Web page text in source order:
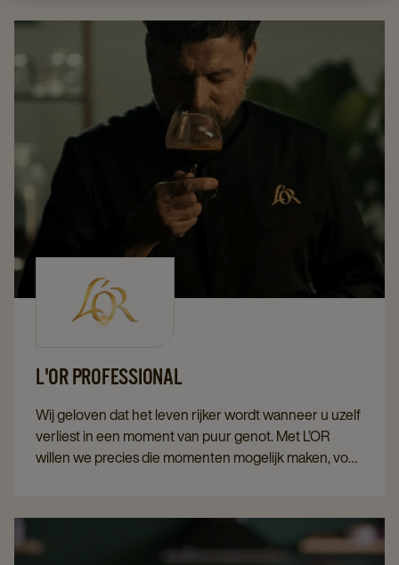
koffie.
L'OR PROFESSIONAL
Wij geloven dat het leven rijker wordt wanneer u uzelf
verliest in een moment van puur genot. Met L’OR
willen we precies die momenten mogelijk maken, voor
ervaren koffie-experts.